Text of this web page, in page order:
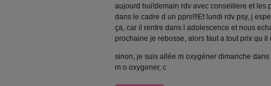
aujourd hui!demain rdv avec conseillere et les
dans le cadre d un pprs!!!Et lundi rdv psy, j
ça, car il rentre dans l adolescence et nous
prochaine je rebosse, alors faut a tout prix qu
sinon, je suis allée m oxygéner dimanche
m o oxygener, c